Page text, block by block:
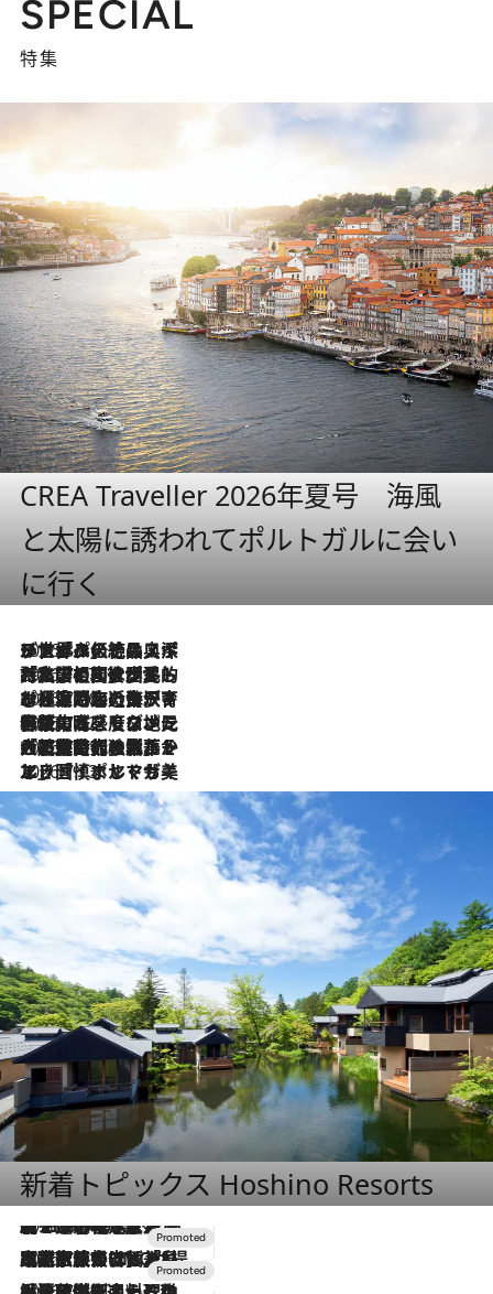
SPECIAL
特集
CREA Traveller 2026年夏号 海風
と太陽に誘われてポルトガルに会い
に行く
2026.8.8
リスボンの絶品スイーツ「パステル・デ・ナタ」とは？ポルトガル伝統の奥深い世界へ
2026.7.27
「私の祖国はポルトガル語です」国民的詩人フェルナンド・ペソアと、彼が愛した文学の街を歩く
2026.7.26
ポルトガル近海が育む極上の海の幸。キリリと冷えた白ワインと愉しむ、シーフード専門店の贅沢
2026.7.22
伝統の味をモダンに昇華。高感度な地元客が集う、リスボンの最旬ガストロノミー
2026.7.21
大航海時代の栄華から、震災、独裁、そして革命へ。ポルトガル・首都リスボンの石畳に刻まれた「歴史の光と影」
2026.7.13
エッセイ・ヤマザキマリ「慎ましくも美しき国 ポルトガル」
新着トピックス Hoshino Resorts
2026.8.7
【トンボの足水浴】ヒノキの香りに包まれて涼感マックス！約13℃の湧水かけ流しを避暑地「星野温泉 トンボの湯」で体験
2026.7.31
【ホテル帰省】という選択肢をOMOが提案。家族とほどよい距離を保つには「昼は実家、夜は気兼ねなくホテルで！」